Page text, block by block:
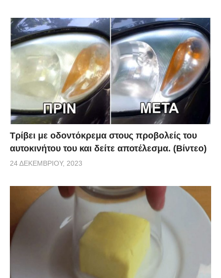
Τρίβει με οδοντόκρεμα στους προβολείς του
αυτοκινήτου του και δείτε αποτέλεσμα. (Βίντεο)
24 ΔΕΚΕΜΒΡΊΟΥ, 2023